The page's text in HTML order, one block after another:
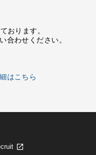
おります。
合わせください。
はこちら